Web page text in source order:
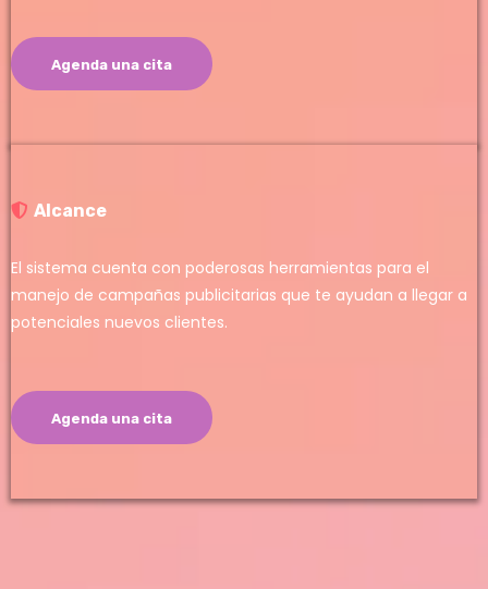
Agenda una cita
Alcance
El sistema cuenta con poderosas herramientas para el
manejo de campañas publicitarias que te ayudan a llegar a
potenciales nuevos clientes.
Agenda una cita